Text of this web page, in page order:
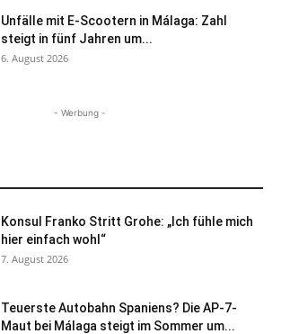
Unfälle mit E-Scootern in Málaga: Zahl
steigt in fünf Jahren um...
6. August 2026
- Werbung -
Konsul Franko Stritt Grohe: „Ich fühle mich
hier einfach wohl“
7. August 2026
Teuerste Autobahn Spaniens? Die AP-7-
Maut bei Málaga steigt im Sommer um...